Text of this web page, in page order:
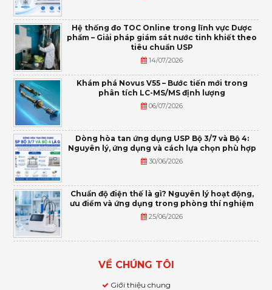
Hệ thống đo TOC Online trong lĩnh vực Dược
phẩm – Giải pháp giám sát nước tinh khiết theo
tiêu chuẩn USP
14/07/2026
Khám phá Novus V55 – Bước tiến mới trong
phân tích LC-MS/MS định lượng
06/07/2026
Dòng hòa tan ứng dụng USP Bộ 3/7 và Bộ 4:
Nguyên lý, ứng dụng và cách lựa chọn phù hợp
30/06/2026
Chuẩn độ điện thế là gì? Nguyên lý hoạt động,
ưu điểm và ứng dụng trong phòng thí nghiệm
25/06/2026
VỀ CHÚNG TÔI
Giới thiệu chung